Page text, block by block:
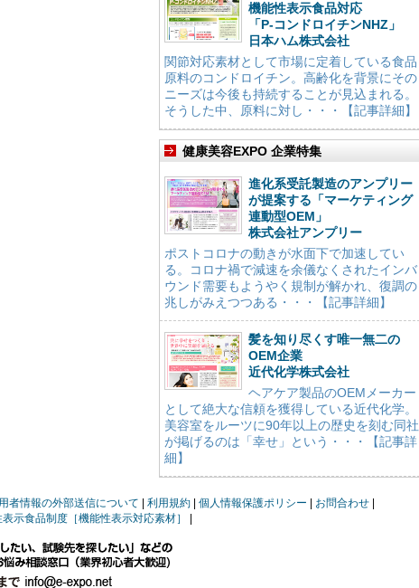
機能性表示食品対応
「P-コンドロイチンNHZ」
日本ハム株式会社
関節対応素材として市場に定着している食品
原料のコンドロイチン。高齢化を背景にその
ニーズは今後も持続することが見込まれる。
そうした中、原料に対し・・・【記事詳細】
健康美容EXPO 企業特集
進化系受託製造のアンプリー
が提案する「マーケティング
連動型OEM」
株式会社アンプリー
ポストコロナの動きが水面下で加速してい
る。コロナ禍で減速を余儀なくされたインバ
ウンド需要もようやく規制が解かれ、復調の
兆しがみえつつある・・・【記事詳細】
髪を知り尽くす唯一無二の
OEM企業
近代化学株式会社
ヘアケア製品のOEMメーカー
として絶大な信頼を獲得している近代化学。
美容室をルーツに90年以上の歴史を刻む同社
が掲げるのは「幸せ」という・・・【記事詳
細】
者情報の外部送信について 利用規約 個人情報保護ポリシー
お問合わせ
示食品制度［機能性表示対応素材］